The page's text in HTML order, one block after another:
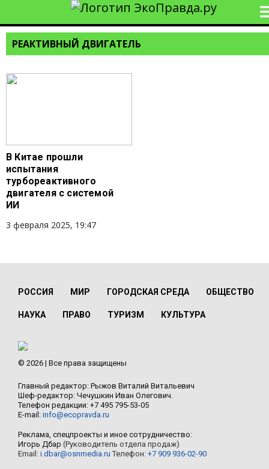
РЕАКТИВНЫЙ ДВИГАТЕЛЬ
В Китае прошли
испытания
турбореактивного
двигателя с системой
ИИ
3 февраля 2025, 19:47
РОССИЯ МИР ГОРОДСКАЯ СРЕДА ОБЩЕСТВО
НАУКА ПРАВО ТУРИЗМ КУЛЬТУРА
© 2026 | Все права защищены
Главный редактор: Рыжов Виталий Витальевич
Шеф-редактор: Чечушкин Иван Олегович.
Телефон редакции: +7 495 795-53-05
E-mail: info@ecopravda.ru
Реклама, спецпроекты и иное сотрудничество:
Игорь Дбар (Руководитель отдела продаж)
Email: i.dbar@osnmedia.ru Телефон: +7 909 936-02-90